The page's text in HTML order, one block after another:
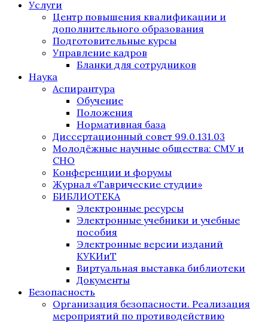
Услуги
Центр повышения квалификации и
дополнительного образования
Подготовительные курсы
Управление кадров
Бланки для сотрудников
Наука
Аспирантура
Обучение
Положения
Нормативная база
Диссертационный совет 99.0.131.03
Молодёжные научные общества: СМУ и
СНО
Конференции и форумы
Журнал «Таврические студии»
БИБЛИОТЕКА
Электронные ресурсы
Электронные учебники и учебные
пособия
Электронные версии изданий
КУКИиТ
Виртуальная выставка библиотеки
Документы
Безопасность
Организация безопасности. Реализация
мероприятий по противодействию